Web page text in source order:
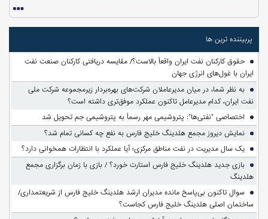
پربیننده ترین ها
حقوق کارکنان نفت ایران واقعاً بالاست؟/ مقایسه دریافتی کارکنان صنعت نفت
ایران با غول‌های انرژی جهان
به نظر شما، در میان مدیرعاملان شرکت‌های بهره‌بردار زیرمجموعه شرکت ملی
نفت ایران، کدام مدیرعامل تاکنون عملکرد موفق‌تری داشته است؟
اختصاصی "نفتی‌ها": پتروشیمی مهر رسماً به پتروشیمی جم تحویل شد
نمایش دیروز مجمع هلدینگ خلیج فارس به نفع چه کسانی تمام شد؟
یک سال مدیریت در نفت مناطق مرکزی؛ آیا عملکرد با انتظارات همخوانی دارد؟
بازی جدید هلدینگ خلیج فارس استارت خورد؟ / بازی با زمان برگزاری مجمع
هلدینگ
سوالِ تاکنون بی‌پاسخ مانده مدیران ارشد هلدینگ خلیج فارس از شریعتمداری/
ساختمان اصلی هلدینگ خلیج فارس کجاست؟